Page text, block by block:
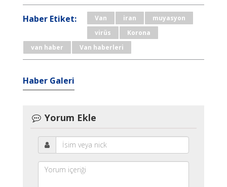
Haber Etiket: Van iran
muyasyon
virüs
Korona
van haber
Van haberleri
Haber Galeri
Yorum Ekle